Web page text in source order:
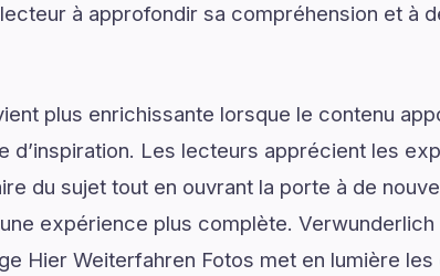
à approfondir sa compréhension et à
plus enrichissante lorsque le contenu
d’inspiration. Les lecteurs apprécient les
du sujet tout en ouvrant la porte à de
expérience plus complète. Verwunderlich
Hier Weiterfahren Fotos met en lumière les